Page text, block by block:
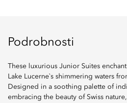
Podrobnosti
These luxurious Junior Suites
Lake Lucerne`s shimmering waters
Designed in a soothing palette of
embracing the beauty of Swiss